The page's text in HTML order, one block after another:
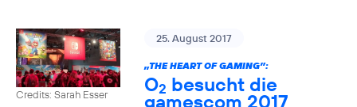
Credits: Sarah Esser
25. August 2017
„THE HEART OF GAMING”:
O2 besucht die
gamescom 2017